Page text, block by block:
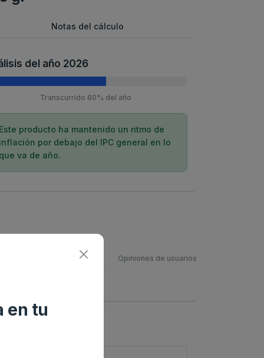
Notas del cálculo
del año 2026
Transcurrido 60% del año
producto ha mantenido un ritmo de
por debajo del IPC general en lo
va de año.
Opiniones de usuarios
en tu